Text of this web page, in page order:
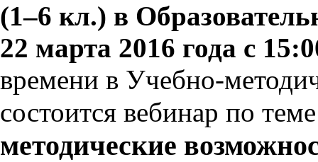
(1–6 кл.) в
22 марта 2016 года с
времени в Учебно-
состоится вебинар по
методические